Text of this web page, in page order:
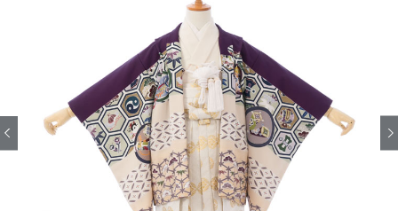
お客様はこちら
着物の種類から探す
七五三レンタル